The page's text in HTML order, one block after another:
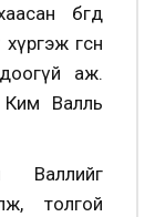
бөгөөд
өгсөн
аж.
Валль
толгой